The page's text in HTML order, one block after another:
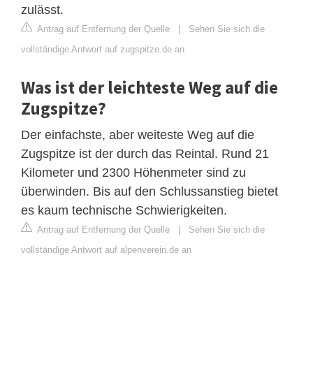
zulässt.
Antrag auf Entfernung der Quelle | Sehen Sie sich die
vollständige Antwort auf zugspitze.de an
Was ist der leichteste Weg auf die
Zugspitze?
Der einfachste, aber weiteste Weg auf die
Zugspitze ist der durch das Reintal. Rund 21
Kilometer und 2300 Höhenmeter sind zu
überwinden. Bis auf den Schlussanstieg bietet
es kaum technische Schwierigkeiten.
Antrag auf Entfernung der Quelle | Sehen Sie sich die
vollständige Antwort auf alpenverein.de an